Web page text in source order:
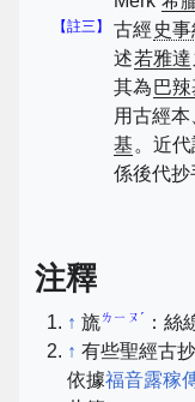
【註三】 古經 史
述若雅達
其為 巴辣
用古經
基。近代
係後代抄
注釋
↑ 旒ㄌㄧㄡˊ
：絲
↑ 有些聖經古
依據福音露稼